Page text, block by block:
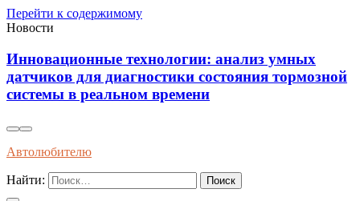
Перейти к содержимому
Новости
Инновационные технологии: анализ умных
датчиков для диагностики состояния тормозной
системы в реальном времени
Автолюбителю
Найти: